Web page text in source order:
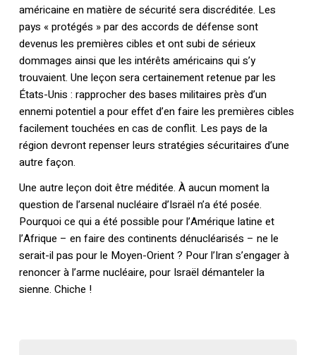
américaine en matière de sécurité sera discréditée. Les
pays « protégés » par des accords de défense sont
devenus les premières cibles et ont subi de sérieux
dommages ainsi que les intérêts américains qui s’y
trouvaient. Une leçon sera certainement retenue par les
États-Unis : rapprocher des bases militaires près d’un
ennemi potentiel a pour effet d’en faire les premières cibles
facilement touchées en cas de conflit. Les pays de la
région devront repenser leurs stratégies sécuritaires d’une
autre façon.
Une autre leçon doit être méditée. À aucun moment la
question de l’arsenal nucléaire d’Israël n’a été posée.
Pourquoi ce qui a été possible pour l’Amérique latine et
l’Afrique – en faire des continents dénucléarisés – ne le
serait-il pas pour le Moyen-Orient ? Pour l’Iran s’engager à
renoncer à l’arme nucléaire, pour Israël démanteler la
sienne. Chiche !